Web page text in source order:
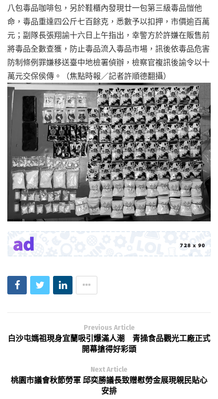
八包毒品咖啡包，另於鞋櫃內發現廿一包第三級毒品愷他
命，毒品重達四公斤七百餘克，悉數予以扣押，市價逾百萬
元；副隊長張翔諭十六日上午指出，幸警方於許嫌在販售前
將毒品全數查獲，防止毒品流入毒品市場，訊後依毒品危害
防制條例罪嫌移送臺中地檢署偵辦，檢察官複訊後諭令以十
萬元交保侯傳。（焦點時報／記者許順德翻攝）
Previous Article
白沙屯媽祖現身宜蘭吸引爆滿人潮 青操食品觀光工廠正式
開幕搶得好彩頭
Next Article
桃園市議會秋節勞軍 邱奕勝議長致贈慰勞金展現親民貼心
安排